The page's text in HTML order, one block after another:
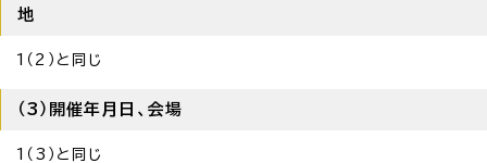
地
1（2）と同じ
（3）開催年月日、会場
1（3）と同じ